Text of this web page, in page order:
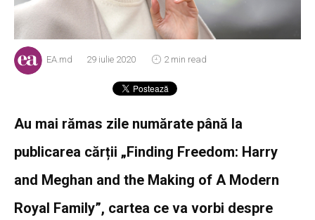
EA.md 29 iulie 2020 2 min read
Au mai rămas zile numărate până la
publicarea cărții „Finding Freedom: Harry
and Meghan and the Making of A Modern
Royal Family”, cartea ce va vorbi despre